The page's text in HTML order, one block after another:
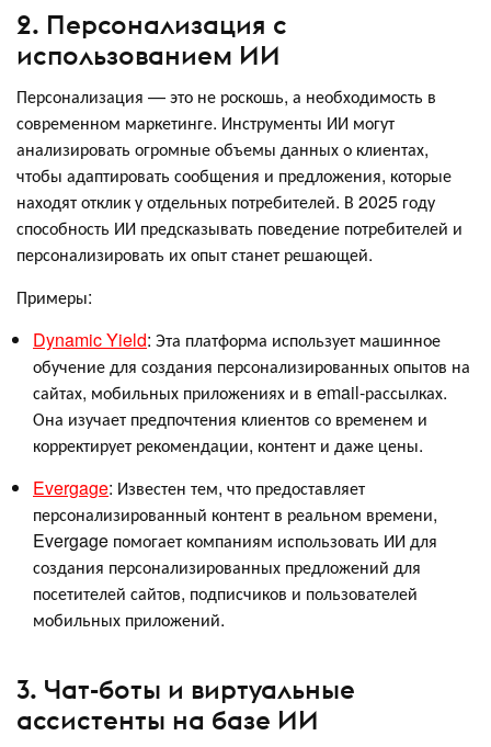
2. Персонализация с
использованием ИИ
Персонализация — это не роскошь, а необходимость в
современном маркетинге. Инструменты ИИ могут
анализировать огромные объемы данных о клиентах,
чтобы адаптировать сообщения и предложения, которые
находят отклик у отдельных потребителей. В 2025 году
способность ИИ предсказывать поведение потребителей и
персонализировать их опыт станет решающей.
Примеры:
Dynamic Yield: Эта платформа использует машинное
обучение для создания персонализированных опытов на
сайтах, мобильных приложениях и в email-рассылках.
Она изучает предпочтения клиентов со временем и
корректирует рекомендации, контент и даже цены.
Evergage: Известен тем, что предоставляет
персонализированный контент в реальном времени,
Evergage помогает компаниям использовать ИИ для
создания персонализированных предложений для
посетителей сайтов, подписчиков и пользователей
мобильных приложений.
3. Чат-боты и виртуальные
ассистенты на базе ИИ